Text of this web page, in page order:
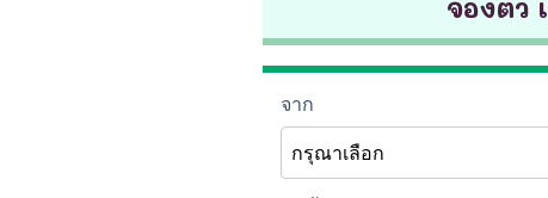
จองตั๋ว